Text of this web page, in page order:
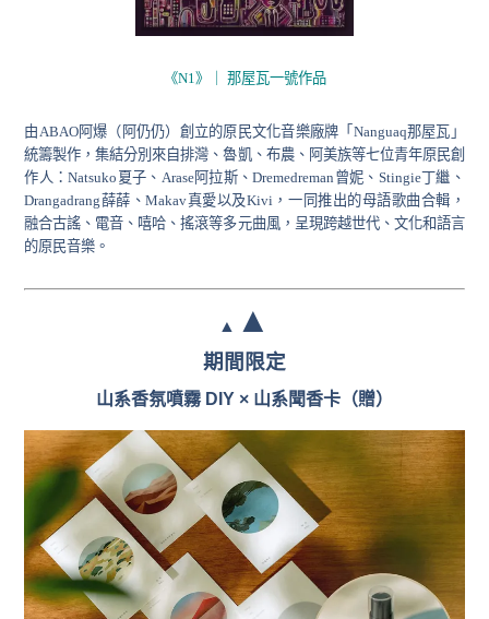
《N1》｜ 那屋瓦一號作品
由ABAO阿爆（阿仍仍）創立的原民文化音樂廠牌「Nanguaq那屋瓦」
統籌製作，集結分別來自排灣、魯凱、布農、阿美族等七位青年原民創
作人：Natsuko夏子、Arase阿拉斯、Dremedreman曾妮、Stingie丁繼、
Drangadrang薛薛、Makav真愛以及Kivi，一同推出的母語歌曲合輯，
融合古謠、電音、嘻哈、搖滾等多元曲風，呈現跨越世代、文化和語言
的原民音樂。
▲ ▲
期間限定
山系香氛噴霧 DIY × 山系聞香卡（贈）